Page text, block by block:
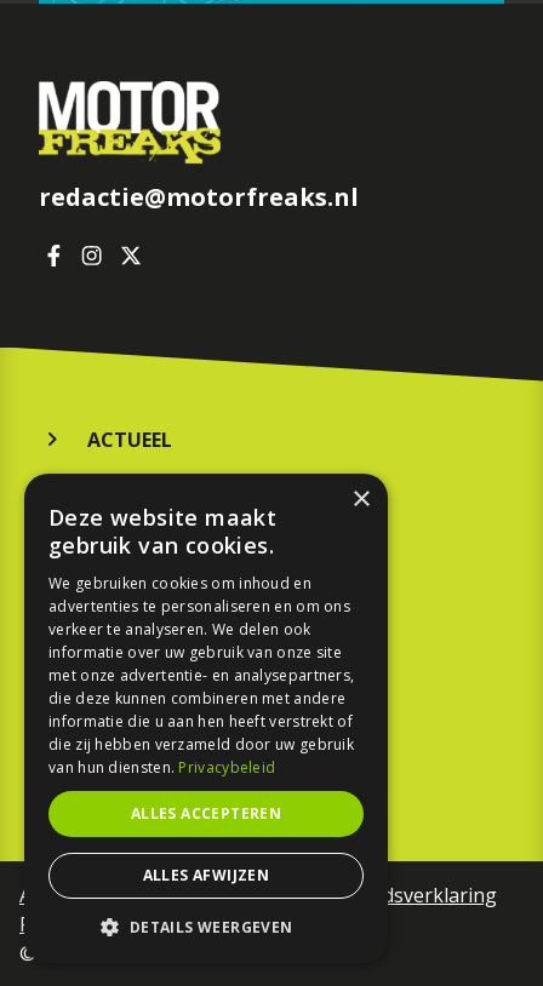
redactie@motorfreaks.nl
ACTUEEL
KOOPGIDS
TESTEN
SPORT
REPORTAGE
TOUREN
NIEUWSBRIEF
Algemene voorwaardenToegankelijkheidsverklaring
Privacy Policy
©Motorfreaks 2026
×
Deze website maakt
gebruik van cookies.
We gebruiken cookies om inhoud en
advertenties te personaliseren en om ons
verkeer te analyseren. We delen ook
informatie over uw gebruik van onze site
met onze advertentie- en analysepartners,
die deze kunnen combineren met andere
informatie die u aan hen heeft verstrekt of
die zij hebben verzameld door uw gebruik
van hun diensten. Privacybeleid
ALLES ACCEPTEREN
ALLES AFWIJZEN
DETAILS WEERGEVEN